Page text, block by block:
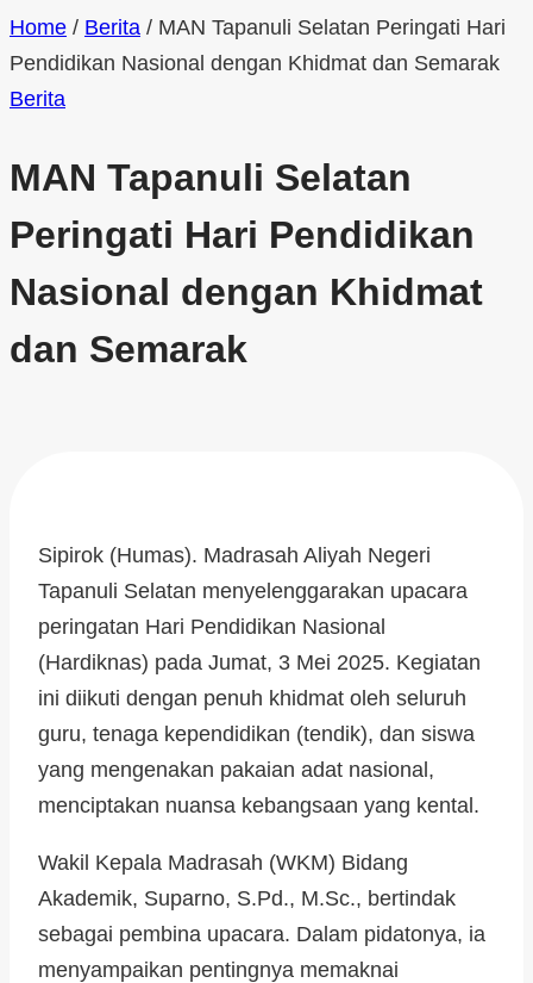
Home / Berita / MAN Tapanuli Selatan Peringati Hari
Pendidikan Nasional dengan Khidmat dan Semarak
Berita
MAN Tapanuli Selatan
Peringati Hari Pendidikan
Nasional dengan Khidmat
dan Semarak
Sipirok (Humas). Madrasah Aliyah Negeri
Tapanuli Selatan menyelenggarakan upacara
peringatan Hari Pendidikan Nasional
(Hardiknas) pada Jumat, 3 Mei 2025. Kegiatan
ini diikuti dengan penuh khidmat oleh seluruh
guru, tenaga kependidikan (tendik), dan siswa
yang mengenakan pakaian adat nasional,
menciptakan nuansa kebangsaan yang kental.
Wakil Kepala Madrasah (WKM) Bidang
Akademik, Suparno, S.Pd., M.Sc., bertindak
sebagai pembina upacara. Dalam pidatonya, ia
menyampaikan pentingnya memaknai